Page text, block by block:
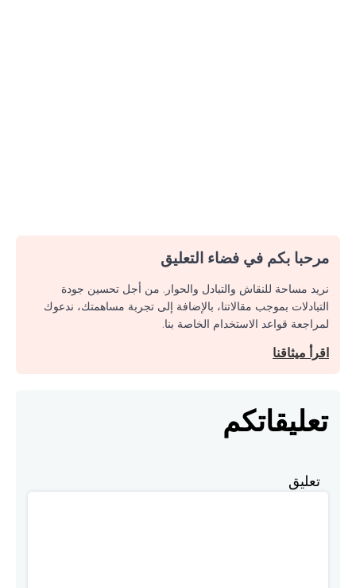
مرحبا بكم في فضاء التعليق
نريد مساحة للنقاش والتبادل والحوار. من أجل تحسين جودة
التبادلات بموجب مقالاتنا، بالإضافة إلى تجربة مساهمتك، ندعوك
لمراجعة قواعد الاستخدام الخاصة بنا.
اقرأ ميثاقنا
تعليقاتكم
تعليق